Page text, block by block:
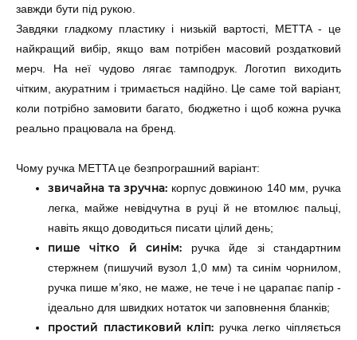
СИНІЙ 1102407F1 2257
завжди бути під рукою.
Завдяки гладкому пластику і низькій вартості, METTA - це
найкращий вибір, якщо вам потрібен масовий роздатковий
мерч. На неї чудово лягає тамподрук. Логотип виходить
чітким, акуратним і тримається надійно. Це саме той варіант,
коли потрібно замовити багато, бюджетно і щоб кожна ручка
реально працювала на бренд.
Чому ручка METTA це безпрограшний варіант:
звичайна та зручна: корпус довжиною 140 мм, ручка
легка, майже невідчутна в руці й не втомлює пальці,
навіть якщо доводиться писати цілий день;
пише чітко й синім: ручка йде зі стандартним
стержнем (пишучий вузол 1,0 мм) та синім чорнилом,
ручка пише м’яко, не маже, не тече і не царапає папір -
ідеально для швидких нотаток чи заповнення бланків;
простий пластиковий кліп: ручка легко чіпляється